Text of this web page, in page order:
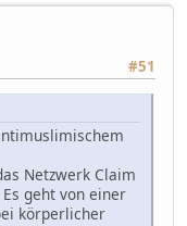
#51
Netzwerk Claim
geht von einer
körperlicher